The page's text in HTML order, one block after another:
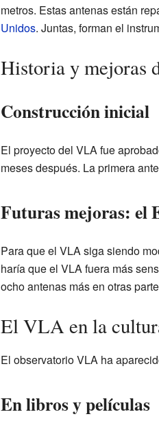
metros. Estas antenas están
Unidos. Juntas, forman el
Historia y mejoras
Construcción inicial
El proyecto del VLA fue
meses después. La primera
Futuras mejoras: el
Para que el VLA siga siendo
haría que el VLA fuera más
ocho antenas más en otras
El VLA en la
El observatorio VLA ha
En libros y películas